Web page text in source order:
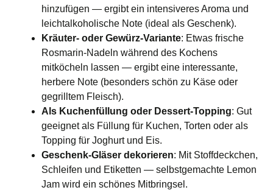
hinzufügen — ergibt ein intensiveres Aroma und
leichtalkoholische Note (ideal als Geschenk).
Kräuter‑ oder Gewürz‑Variante: Etwas frische
Rosmarin‑Nadeln während des Kochens
mitköcheln lassen — ergibt eine interessante,
herbere Note (besonders schön zu Käse oder
gegrilltem Fleisch).
Als Kuchenfüllung oder Dessert‑Topping: Gut
geeignet als Füllung für Kuchen, Torten oder als
Topping für Joghurt und Eis.
Geschenk‑Gläser dekorieren: Mit Stoffdeckchen,
Schleifen und Etiketten — selbstgemachte Lemon
Jam wird ein schönes Mitbringsel.